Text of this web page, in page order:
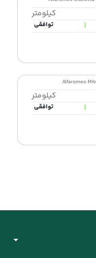
کیلومتر
|
توافقی
کیلومتر
|
توافقی